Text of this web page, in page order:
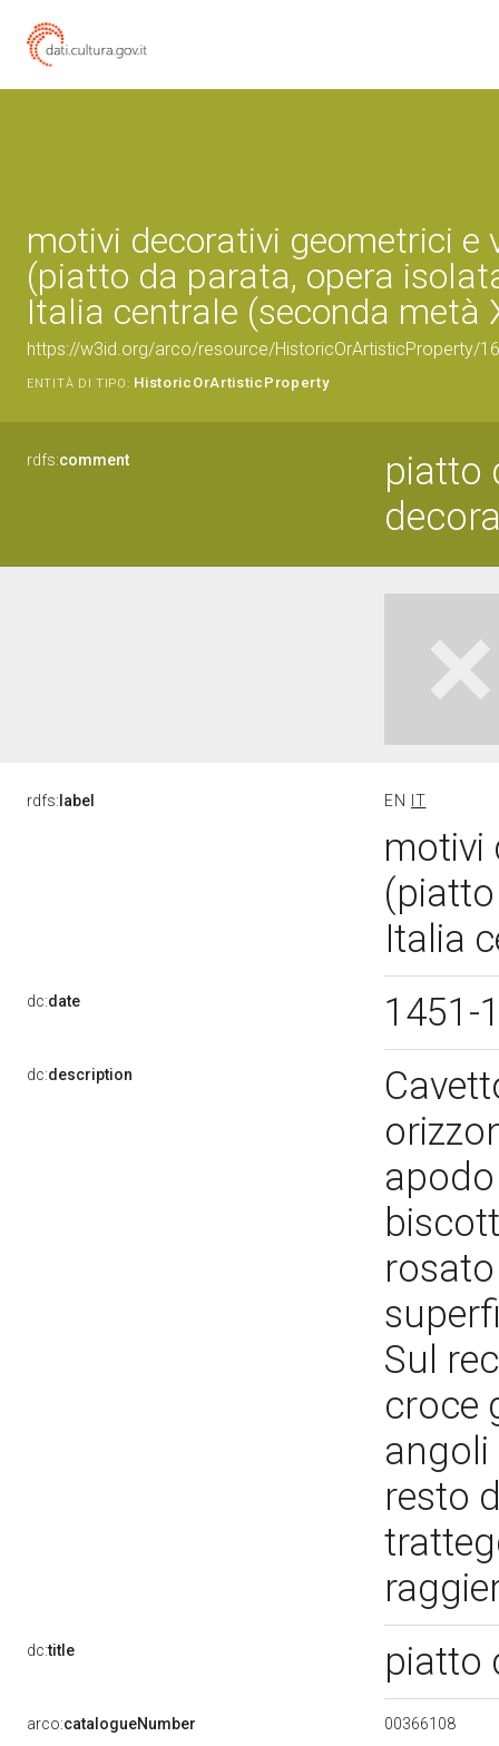
motivi decorativi geometrici e
(piatto da parata, opera
Italia centrale (seconda metà
https://w3id.org/arco/resource/HistoricOrArtisticProperty/
ENTITÀ DI TIPO: HistoricOrArtisticProperty
rdfs:comment
piatto
rdfs: label EN IT
motivi
Italia
dc:date 1451-
dc:description
Sul
croce
angoli
resto
dc:title piatto
arco:catalogueNumber 00366108